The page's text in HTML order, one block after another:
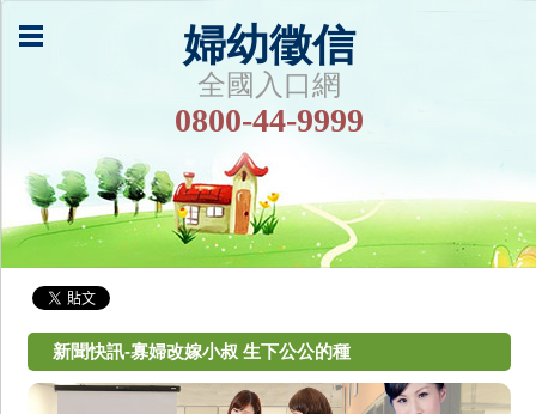
婦幼徵信
全國入口網
0800-44-9999
新聞快訊-寡婦改嫁小叔 生下公公的種